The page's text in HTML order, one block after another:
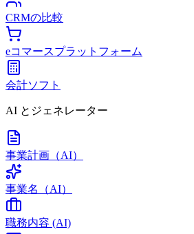
CRMの比較
eコマースプラットフォーム
会計ソフト
AI とジェネレーター
事業計画（AI）
事業名（AI）
職務内容 (AI)